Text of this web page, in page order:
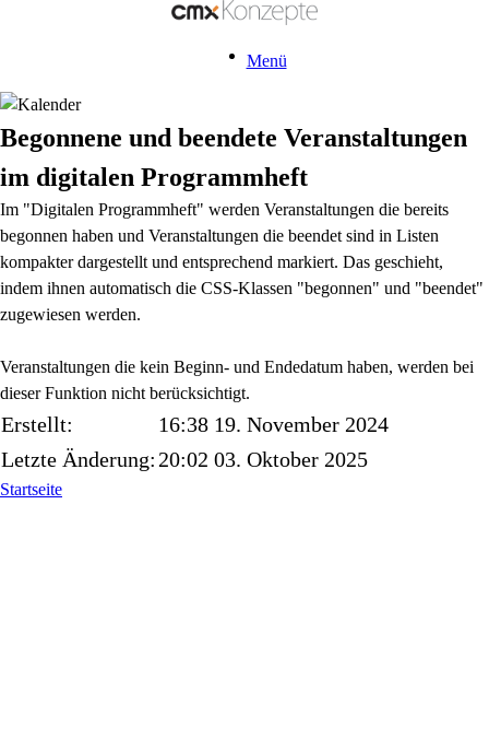
Menü
Begonnene und beendete Veranstaltungen
im digitalen Programmheft
Im "Digitalen Programmheft" werden Veranstaltungen die bereits
begonnen haben und Veranstaltungen die beendet sind in Listen
kompakter dargestellt und entsprechend markiert. Das geschieht,
indem ihnen automatisch die CSS-Klassen "begonnen" und "beendet"
zugewiesen werden.
Veranstaltungen die kein Beginn- und Endedatum haben, werden bei
dieser Funktion nicht berücksichtigt.
Erstellt:
16:38 19. November 2024
Letzte Änderung: 20:02 03. Oktober 2025
Startseite